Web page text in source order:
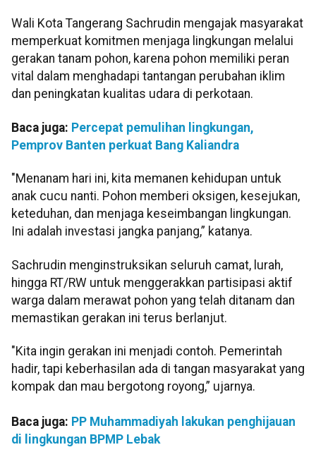
Wali Kota Tangerang Sachrudin mengajak masyarakat
memperkuat komitmen menjaga lingkungan melalui
gerakan tanam pohon, karena pohon memiliki peran
vital dalam menghadapi tantangan perubahan iklim
dan peningkatan kualitas udara di perkotaan.
Baca juga: Percepat pemulihan lingkungan,
Pemprov Banten perkuat Bang Kaliandra
"Menanam hari ini, kita memanen kehidupan untuk
anak cucu nanti. Pohon memberi oksigen, kesejukan,
keteduhan, dan menjaga keseimbangan lingkungan.
Ini adalah investasi jangka panjang,” katanya.
Sachrudin menginstruksikan seluruh camat, lurah,
hingga RT/RW untuk menggerakkan partisipasi aktif
warga dalam merawat pohon yang telah ditanam dan
memastikan gerakan ini terus berlanjut.
"Kita ingin gerakan ini menjadi contoh. Pemerintah
hadir, tapi keberhasilan ada di tangan masyarakat yang
kompak dan mau bergotong royong,” ujarnya.
Baca juga: PP Muhammadiyah lakukan penghijauan
di lingkungan BPMP Lebak